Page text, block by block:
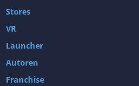
Stores
VR
Launcher
Autoren
Franchise